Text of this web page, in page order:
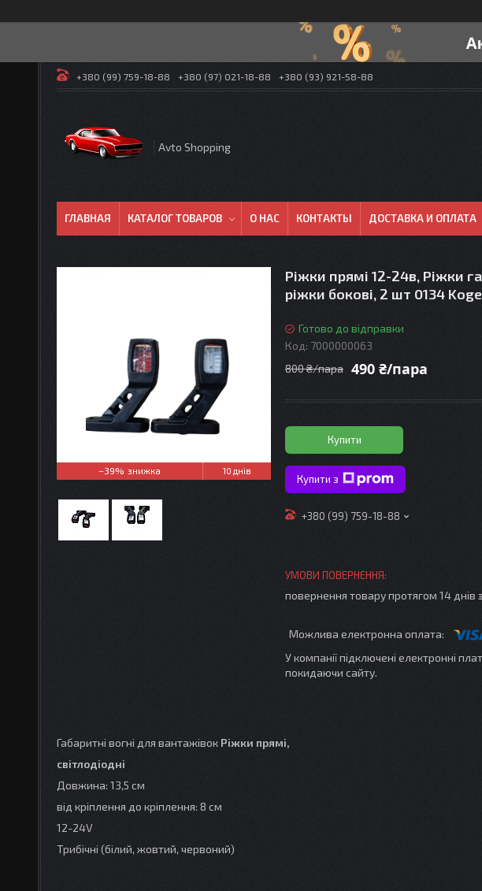
+380 (99) 759-18-88 +380 (97) 021-18-88 +380 (93) 921-58-88
Avto Shopping
ГЛАВНАЯ КАТАЛОГ ТОВАРОВ О НАС КОНТАКТЫ ДОСТАВКА И ОПЛАТА
–39% 10 днів
Ріжки прямі 12-24в, Ріжки
ріжки бокові, 2 шт 0134
Готово до відправки
Код: 7000000063
800 ₴/пара 490 ₴/пара
Купити
Купити з
+380 (99) 759-18-88
повернення товару протягом 14 днів
У компанії підключені електронні
покидаючи сайту.
Габаритні вогні для вантажівок Ріжки прямі,
світлодіодні
Довжина: 13,5 см
від кріплення до кріплення: 8 см
12-24V
Трибічні (білий, жовтий, червоний)